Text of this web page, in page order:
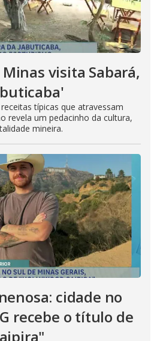
visita Sabará,
típicas que atravessam
revela um pedacinho da cultura,
mineira.
cidade no
recebe o título de